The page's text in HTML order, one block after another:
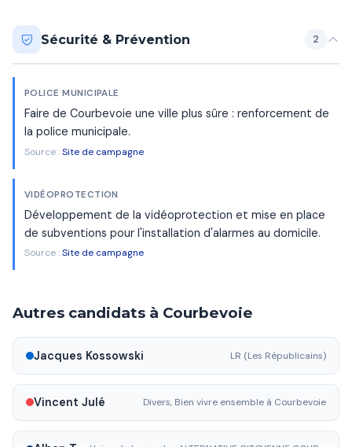
Sécurité & Prévention 2
POLICE MUNICIPALE
Faire de Courbevoie une ville plus sûre : renforcement de
la police municipale.
Source :Site de campagne
VIDÉOPROTECTION
Développement de la vidéoprotection et mise en place
de subventions pour l'installation d'alarmes au domicile.
Source :Site de campagne
Autres candidats à Courbevoie
Jacques Kossowski LR (Les Républicains)
Vincent Julé Divers, Bien vivre ensemble à Courbevoie